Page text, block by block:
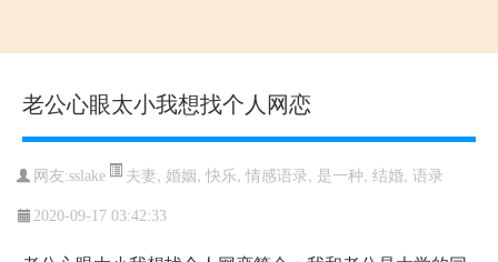
老公心眼太小我想找个人网恋
网友:sslake 夫妻, 婚姻, 快乐, 情感语录, 是一种, 结婚, 语录
2020-09-17 03:42:33